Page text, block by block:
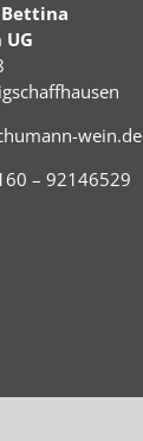
wein.de
– 92146529